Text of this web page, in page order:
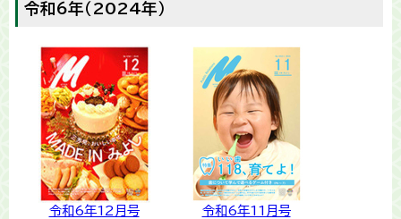
令和6年（2024年）
令和6年12月号 令和6年11月号